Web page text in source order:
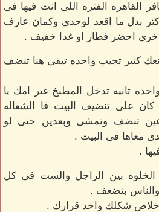
القاهره الفتره اللى انت فيها فى
بدل ما اقعد لوحدى وكمان عارف
احضر فطار او غدا خفيف .
كتير تجيب واحده تبقى هنا تنضف
تانيه تدخل المطبخ غير امك يا
على تنضيف البيت فا الشغاله
تنضف وتمشى وبعدين حتى لو
معاها فى البيت .
.
الخلوه بين الراجل والست فى كل
والناس بتضعف .
خلاص شكلك واخد قرارك .